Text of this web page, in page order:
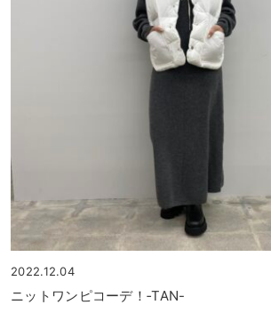
2022.12.04
ニットワンピコーデ！‐TAN-